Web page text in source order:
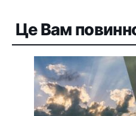
Це Вам